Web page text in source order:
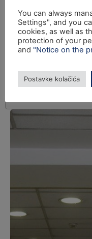
You can always
Settings", and you
cookies, as well as
protection of your
and "Notice on the
Postavke kolačića